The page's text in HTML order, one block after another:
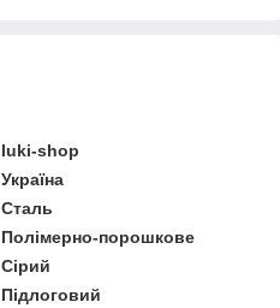
luki-shop
Україна
Сталь
Полімерно-порошкове
Сірий
Підлоговий